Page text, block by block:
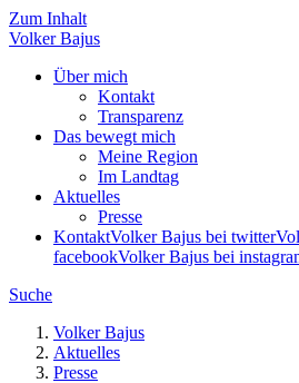
Zum Inhalt
VolkerBajus
Über mich
Kontakt
Transparenz
Das bewegt mich
Meine Region
Im Landtag
Aktuelles
Presse
KontaktVolker Bajus bei twitter
facebookVolker Bajus bei
Suche
Volker Bajus
Aktuelles
Presse